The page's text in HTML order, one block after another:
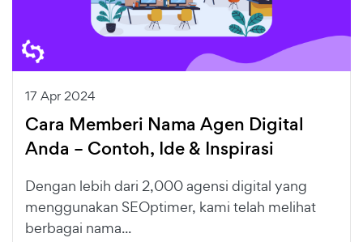
17 Apr 2024
Cara Memberi Nama Agen Digital
Anda – Contoh, Ide & Inspirasi
Dengan lebih dari 2,000 agensi digital yang
menggunakan SEOptimer, kami telah melihat
berbagai nama...